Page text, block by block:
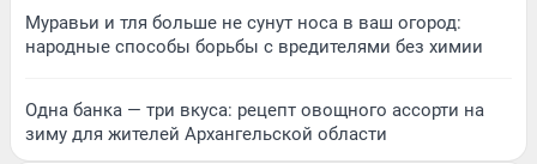
Муравьи и тля больше не сунут носа в ваш огород:
народные способы борьбы с вредителями без химии
Одна банка — три вкуса: рецепт овощного ассорти на
зиму для жителей Архангельской области